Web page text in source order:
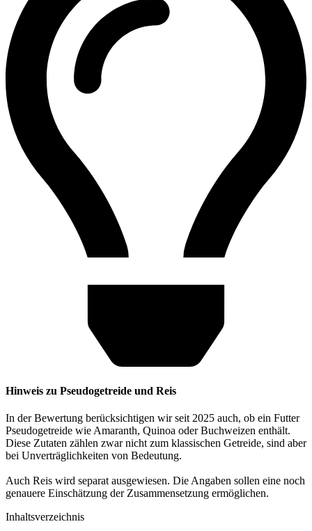
Hinweis zu Pseudogetreide und Reis
In der Bewertung berücksichtigen wir seit 2025 auch, ob ein Futter
Pseudogetreide wie Amaranth, Quinoa oder Buchweizen enthält.
Diese Zutaten zählen zwar nicht zum klassischen Getreide, sind aber
bei Unverträglichkeiten von Bedeutung.
Auch Reis wird separat ausgewiesen. Die Angaben sollen eine noch
genauere Einschätzung der Zusammensetzung ermöglichen.
Inhaltsverzeichnis​